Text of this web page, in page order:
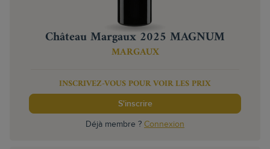
Château Margaux 2025 MAGNUM
MARGAUX
INSCRIVEZ-VOUS POUR VOIR LES PRIX
S'inscrire
Déjà membre ? Connexion